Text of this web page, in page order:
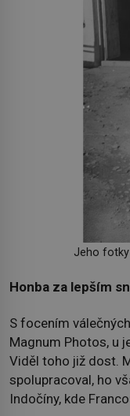
Jeho fotky
Honba za lepším
S focením
Magnum Photos, u
Viděl toho již dost.
spolupracoval, ho
Indočíny, kde